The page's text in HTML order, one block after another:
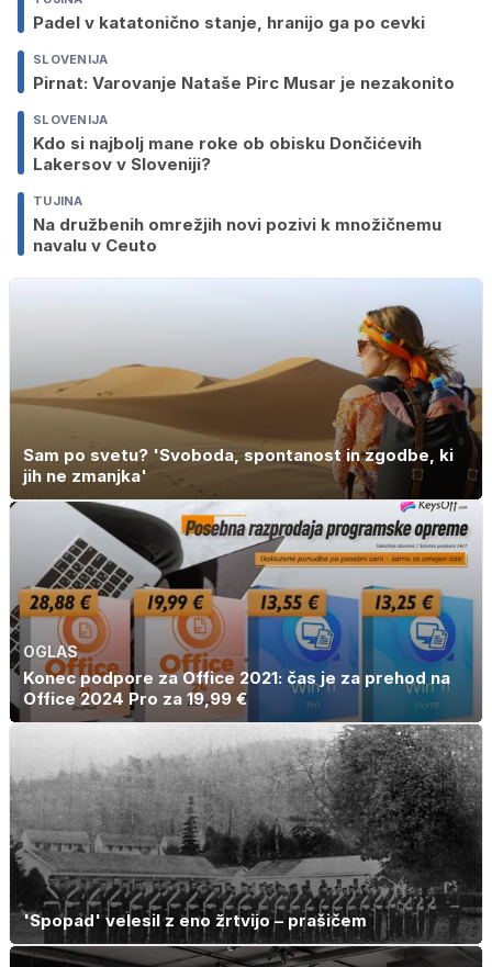
Padel v katatonično stanje, hranijo ga po cevki
SLOVENIJA
Pirnat: Varovanje Nataše Pirc Musar je nezakonito
SLOVENIJA
Kdo si najbolj mane roke ob obisku Dončićevih
Lakersov v Sloveniji?
TUJINA
Na družbenih omrežjih novi pozivi k množičnemu
navalu v Ceuto
Sam po svetu? 'Svoboda, spontanost in zgodbe, ki
jih ne zmanjka'
OGLAS
Konec podpore za Office 2021: čas je za prehod na
Office 2024 Pro za 19,99 €
'Spopad' velesil z eno žrtvijo – prašičem